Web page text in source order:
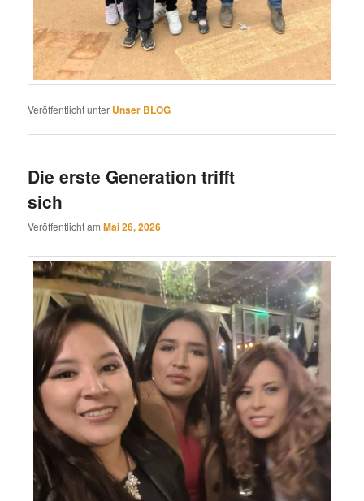
Veröffentlicht unter Unser BLOG
Die erste Generation trifft
sich
Veröffentlicht amMai 26, 2026